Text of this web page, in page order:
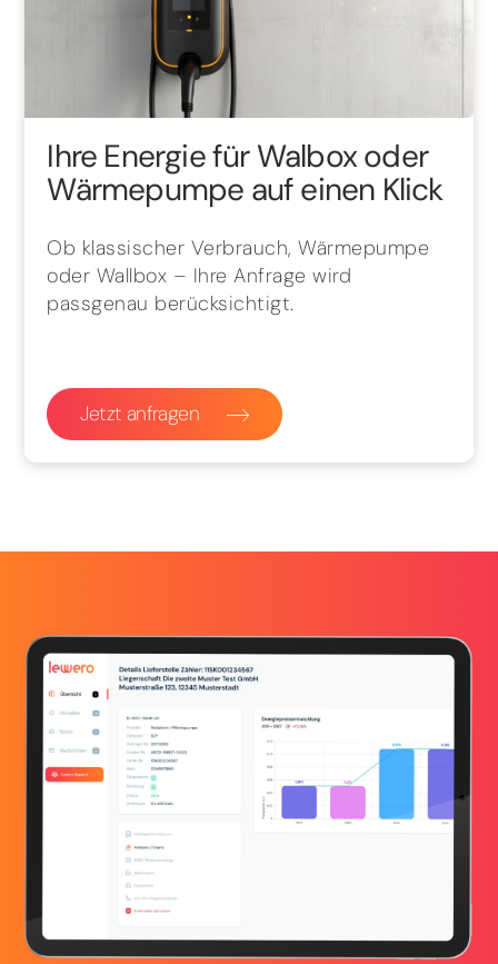
Ihre Energie für Walbox oder
Wärmepumpe auf einen Klick
Ob klassischer Verbrauch, Wärmepumpe
oder Wallbox – Ihre Anfrage wird
passgenau berücksichtigt.
Jetzt anfragen